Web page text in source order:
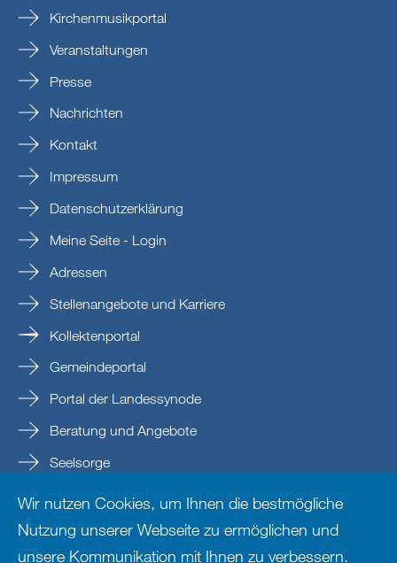
Kirchenmusikportal
Veranstaltungen
Presse
Nachrichten
Kontakt
Impressum
Datenschutzerklärung
Meine Seite - Login
Adressen
Stellenangebote und Karriere
Kollektenportal
Gemeindeportal
Portal der Landessynode
Beratung und Angebote
Seelsorge
Prävention und Beratung bei sexualisierter Gewalt
Nordkirche
nordkirche
Wir nutzen Cookies, um Ihnen die bestmögliche
Nutzung unserer Webseite zu ermöglichen und
unsere Kommunikation mit Ihnen zu verbessern.